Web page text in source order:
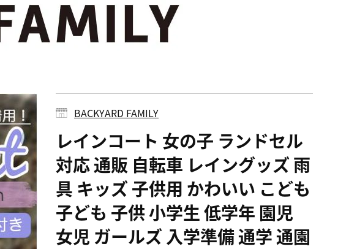
BACKYARD FAMILY
レインコート 女の子 ランドセル
対応 通販 自転車 レイングッズ 雨
具 キッズ 子供用 かわいい こども
子ども 子供 小学生 低学年 園児
女児 ガールズ 入学準備 通学 通園